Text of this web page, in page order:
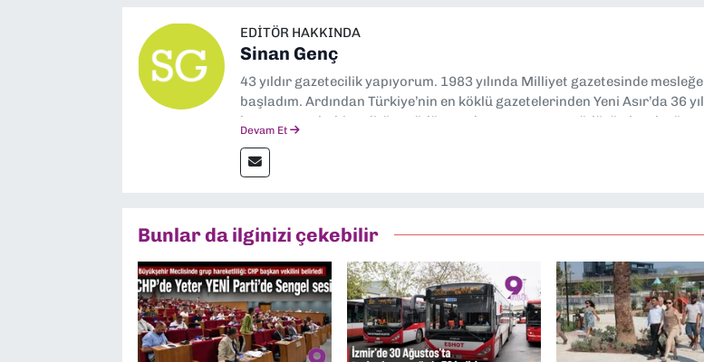
EDITÖR HAKKINDA
Sinan Genç
43 yıldır gazetecilik yapıyorum. 1983 yılında Milliyet gazetesinde mesleğe
başladım. Ardından Türkiye’nin en köklü gazetelerinden Yeni Asır’da 36 yıl
boyunca muhabir, editör, müdür yardımcısı ve spor müdürü olarak görev
anda Dokuz Eylül Gazetesi'nde editörlük yapıyorum
Devam Et
Bunlar da ilginizi çekebilir